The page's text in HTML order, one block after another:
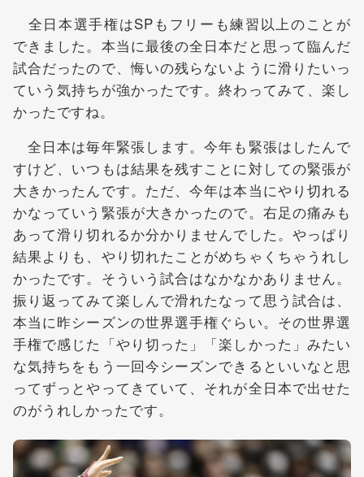
全日本選手権はSPもフリーも練習以上のことが
できました。本当に最後の全日本だと思って臨んだ
試合だったので、悔いの残らないように滑りたいっ
ていう気持ちが強かったです。終わってみて、楽し
かったですね。
全日本は毎年緊張します。今年も緊張はしたんで
すけど、いつもは結果を残すことに対しての緊張が
大きかったんです。ただ、今年は本当にやり切れる
かなっていう緊張が大きかったので。右足の痛みも
あって滑り切れるか分かりませんでした。やっぱり
結果よりも、やり切れたことがめちゃくちゃうれし
かったです。そういう試合はなかなかありません。
振り返ってみて楽しんで滑れたなって思う試合は、
本当に昨シーズンの世界選手権ぐらい。その世界選
手権で感じた「やり切った」「楽しかった」みたい
な気持ちをもう一回今シーズンできるといいなと思
ってずっとやってきていて、それが全日本で出せた
のがうれしかったです。